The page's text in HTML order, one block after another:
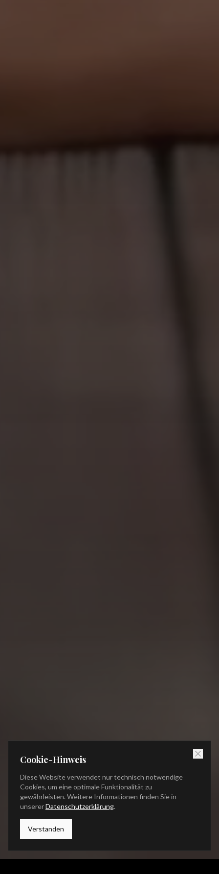
Cookie-Hinweis
Diese Website verwendet nur technisch notwendige
Cookies, um eine optimale Funktionalität zu
gewährleisten. Weitere Informationen finden Sie in
unsererDatenschutzerklärung.
Verstanden